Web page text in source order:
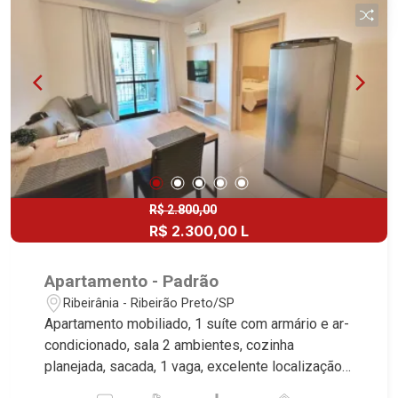
Boa Vista | Ribeirão Preto.
R$ 2.800,00
R$ 2.300,00 L
Apartamento - Padrão
Ribeirânia - Ribeirão Preto/SP
Apartamento mobiliado, 1 suíte com armário e ar-
condicionado, sala 2 ambientes, cozinha
planejada, sacada, 1 vaga, excelente localização,